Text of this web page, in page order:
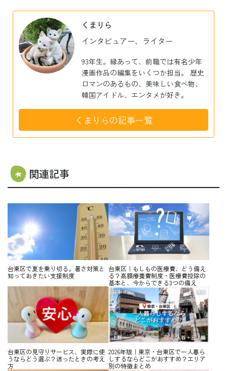
くまりら
インタビュアー、ライター
93年生。縁あって、前職では有名少年
漫画作品の編集をいくつか担当。 歴史
ロマンのあるもの、美味しい食べ物、
韓国アイドル、エンタメが好き。
くまりらの記事一覧
関連記事
台東区で夏を乗り切る。暑さ対策と
知っておきたい支援制度
台東区｜もしもの医療費、どう備え
る？高額療養費制度・医療費控除の
基本と、今からできる3つの備え
台東区の見守りサービス、実際に使
うならどう選ぶ？迷ったときの考え
方
2026年版｜東京・台東区で一人暮ら
しするならどこがおすすめ？エリア
別の特徴まとめ